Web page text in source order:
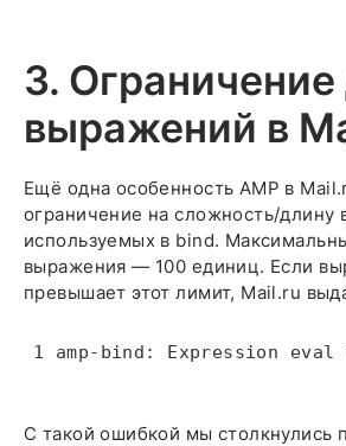
3.
выражений в
Ещё одна особенность AMP в
ограничение на сложность/длину
используемых в bind.
выражения — 100 единиц. Если
превышает этот лимит, Mail.ru
amp-bind: Expression
С такой ошибкой мы столкнулись